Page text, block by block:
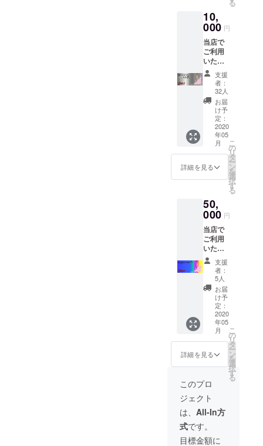
お得な
お食事
券で
す。 有
効期間
は有り
ませ
ん。
る
10,
000 円
当店で
ご利用
いただ
けます
お食事
券＋お
礼の
メール
コロナ
が収ま
りまし
たら是
非ご利
用くだ
さい！
食事券
です。
有効期
間は有
りませ
ん。
支援
者：
32人
お届
け予
定：
2020
年05
月
詳細を見る
こ
の
リ
タ
ー
ン
を
選
択
す
る
50,
000 円
当店で
ご利用
いただ
けます
お食事
券＋お
礼の
メール
コロナ
が収ま
りまし
たら是
非ご利
用くだ
さい！
券で
す。そ
の日一
回分の
ご飲食
にお使
いいた
支援
者：
5人
お届
け予
定：
2020
年05
月
詳細を見る
こ
の
リ
タ
ー
ン
を
選
択
す
る
このプロ
ジェクト
は、 All-In方
式です。
目標金額に